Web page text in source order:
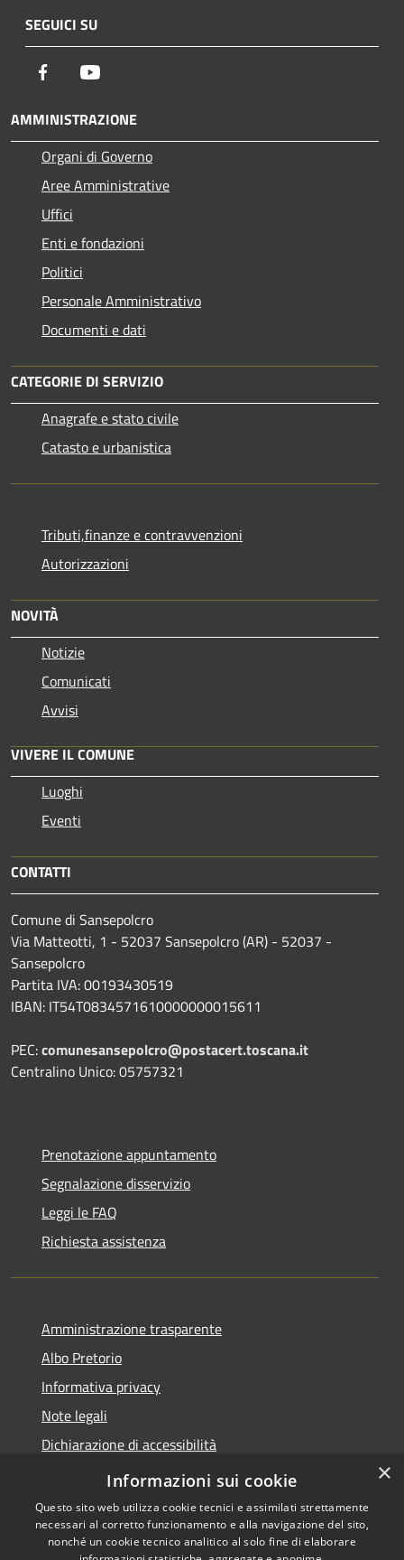
SEGUICI SU
Facebook
AMMINISTRAZIONE
Organi di Governo
Aree Amministrative
Uffici
Enti e fondazioni
Politici
Personale Amministrativo
Documenti e dati
CATEGORIE DI SERVIZIO
Anagrafe e stato civile
Catasto e urbanistica
Tributi,finanze e contravvenzioni
Autorizzazioni
NOVITÀ
Notizie
Comunicati
Avvisi
VIVERE IL COMUNE
Luoghi
Eventi
CONTATTI
Comune di Sansepolcro
Via Matteotti, 1 - 52037 Sansepolcro (AR) - 52037 -
Sansepolcro
Partita IVA: 00193430519
IBAN: IT54T0834571610000000015611
PEC:comunesansepolcro@postacert.toscana.it
Centralino Unico: 05757321
Prenotazione appuntamento
Segnalazione disservizio
Leggi le FAQ
Richiesta assistenza
Amministrazione trasparente
Albo Pretorio
Informativa privacy
Note legali
Dichiarazione di accessibilità
Piano di miglioramento dei servizi
×
Informazioni sui cookie
Questo sito web utilizza cookie tecnici e assimilati strettamente
necessari al corretto funzionamento e alla navigazione del sito,
nonché un cookie tecnico analitico al solo fine di elaborare